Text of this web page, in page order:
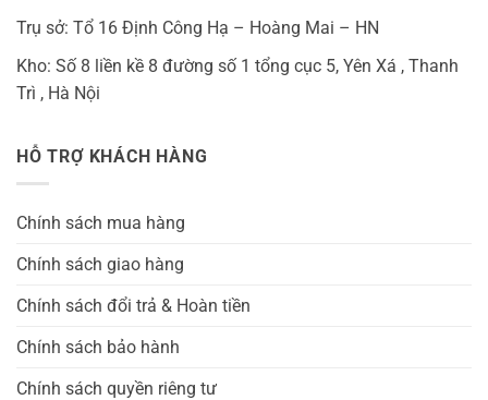
Trụ sở: Tổ 16 Định Công Hạ – Hoàng Mai – HN
Kho: Số 8 liền kề 8 đường số 1 tổng cục 5, Yên Xá , Thanh
Trì , Hà Nội
HỖ TRỢ KHÁCH HÀNG
Chính sách mua hàng
Chính sách giao hàng
Chính sách đổi trả & Hoàn tiền
Chính sách bảo hành
Chính sách quyền riêng tư